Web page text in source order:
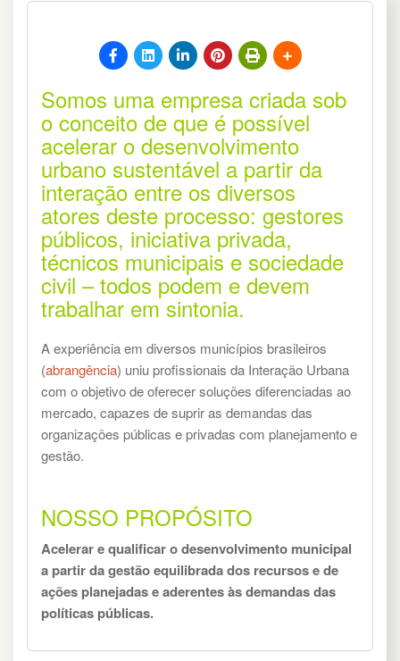
Somos uma empresa criada sob
o conceito de que é possível
acelerar o desenvolvimento
urbano sustentável a partir da
interação entre os diversos
atores deste processo: gestores
públicos, iniciativa privada,
técnicos municipais e sociedade
civil – todos podem e devem
trabalhar em sintonia.
A experiência em diversos municípios brasileiros
(abrangência) uniu profissionais da Interação Urbana
com o objetivo de oferecer soluções diferenciadas ao
mercado, capazes de suprir as demandas das
organizações públicas e privadas com planejamento e
gestão.
NOSSO PROPÓSITO
Acelerar e qualificar o desenvolvimento municipal
a partir da gestão equilibrada dos recursos e de
ações planejadas e aderentes às demandas das
políticas públicas.